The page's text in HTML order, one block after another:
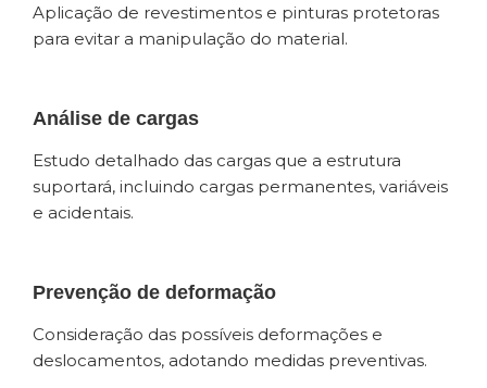
Aplicação de revestimentos e pinturas protetoras
para evitar a manipulação do material.
Análise de cargas
Estudo detalhado das cargas que a estrutura
suportará, incluindo cargas permanentes, variáveis ​​
e acidentais.
Prevenção de deformação
Consideração das possíveis deformações e
deslocamentos, adotando medidas preventivas.